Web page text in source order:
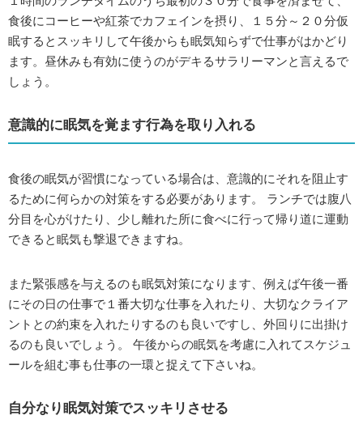
食後にコーヒーや紅茶でカフェインを摂り、１５分～２０分仮
眠するとスッキリして午後からも眠気知らずで仕事がはかどり
ます。昼休みも有効に使うのがデキるサラリーマンと言えるで
しょう。
意識的に眠気を覚ます行為を取り入れる
食後の眠気が習慣になっている場合は、意識的にそれを阻止す
るために何らかの対策をする必要があります。 ランチでは腹八
分目を心がけたり、少し離れた所に食べに行って帰り道に運動
できると眠気も撃退できますね。
また緊張感を与えるのも眠気対策になります、例えば午後一番
にその日の仕事で１番大切な仕事を入れたり、大切なクライア
ントとの約束を入れたりするのも良いですし、外回りに出掛け
るのも良いでしょう。 午後からの眠気を考慮に入れてスケジュ
ールを組む事も仕事の一環と捉えて下さいね。
自分なり眠気対策でスッキリさせる